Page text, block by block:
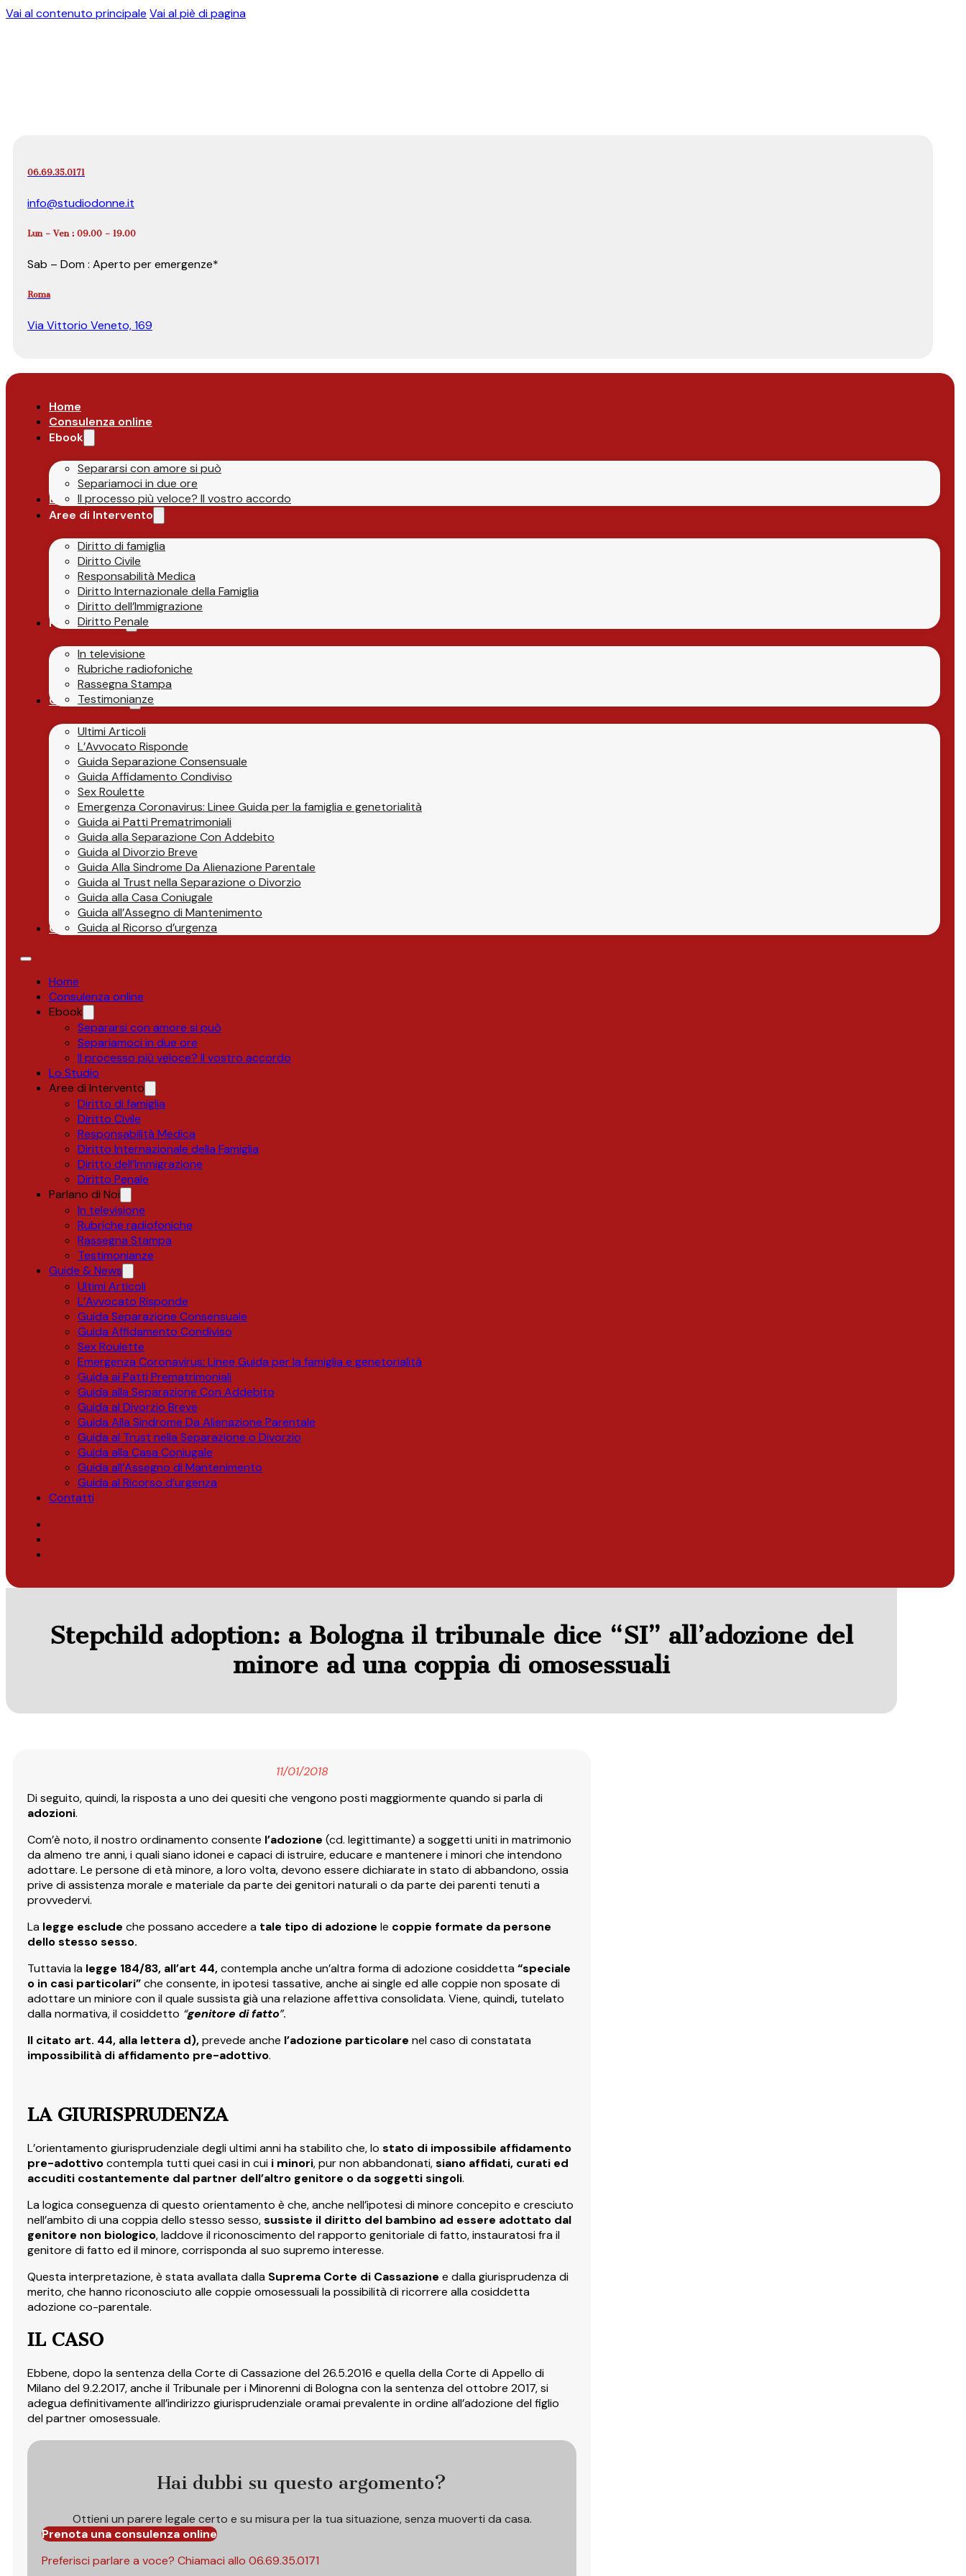
Vai al contenuto principale Vai al piè di pagina
06.69.35.0171
info@studiodonne.it
Lun – Ven : 09.00 – 19.00
Sab – Dom : Aperto per emergenze*
Roma
Via Vittorio Veneto, 169
Home
Consulenza online
Ebook
Separarsi con amore si può
Separiamoci in due ore
Il processo più veloce? Il vostro accordo
Lo Studio
Aree di Intervento
Diritto di famiglia
Diritto Civile
Responsabilità Medica
Diritto Internazionale della Famiglia
Diritto dell’Immigrazione
Diritto Penale
Parlano di Noi
In televisione
Rubriche radiofoniche
Rassegna Stampa
Testimonianze
Guide & News
Ultimi Articoli
L’Avvocato Risponde
Guida Separazione Consensuale
Guida Affidamento Condiviso
Sex Roulette
Emergenza Coronavirus: Linee Guida per la famiglia e genetorialità
Guida ai Patti Prematrimoniali
Guida alla Separazione Con Addebito
Guida al Divorzio Breve
Guida Alla Sindrome Da Alienazione Parentale
Guida al Trust nella Separazione o Divorzio
Guida alla Casa Coniugale
Guida all’Assegno di Mantenimento
Guida al Ricorso d’urgenza
Contatti
Home
Consulenza online
Ebook
Separarsi con amore si può
Separiamoci in due ore
Il processo più veloce? Il vostro accordo
Lo Studio
Aree di Intervento
Diritto di famiglia
Diritto Civile
Responsabilità Medica
Diritto Internazionale della Famiglia
Diritto dell’Immigrazione
Diritto Penale
Parlano di Noi
In televisione
Rubriche radiofoniche
Rassegna Stampa
Testimonianze
Guide & News
Ultimi Articoli
L’Avvocato Risponde
Guida Separazione Consensuale
Guida Affidamento Condiviso
Sex Roulette
Emergenza Coronavirus: Linee Guida per la famiglia e genetorialità
Guida ai Patti Prematrimoniali
Guida alla Separazione Con Addebito
Guida al Divorzio Breve
Guida Alla Sindrome Da Alienazione Parentale
Guida al Trust nella Separazione o Divorzio
Guida alla Casa Coniugale
Guida all’Assegno di Mantenimento
Guida al Ricorso d’urgenza
Contatti
Stepchild adoption: a Bologna il tribunale dice “SI” all’adozione del
minore ad una coppia di omosessuali
11/01/2018
Di seguito, quindi, la risposta a uno dei quesiti che vengono posti maggiormente quando si parla di
adozioni.
Com’è noto, il nostro ordinamento consente l’adozione (cd. legittimante) a soggetti uniti in matrimonio
da almeno tre anni, i quali siano idonei e capaci di istruire, educare e mantenere i minori che intendono
adottare. Le persone di età minore, a loro volta, devono essere dichiarate in stato di abbandono, ossia
prive di assistenza morale e materiale da parte dei genitori naturali o da parte dei parenti tenuti a
provvedervi.
La legge esclude che possano accedere a tale tipo di adozione le coppie formate da persone
dello stesso sesso.
Tuttavia la legge 184/83, all’art 44,contempla anche un’altra forma di adozione cosiddetta“speciale
o in casi particolari”che consente, in ipotesi tassative, anche ai single ed alle coppie non sposate di
adottare un miniore con il quale sussista già una relazione affettiva consolidata. Viene, quindi, tutelato
dalla normativa, il cosiddetto “genitore difatto”.
Il citato art. 44, alla lettera d),prevede anche l’adozione particolare nel caso di constatata
impossibilità di affidamento pre-adottivo.
LA GIURISPRUDENZA
L’orientamento giurisprudenziale degli ultimi anni ha stabilito che, lo stato di impossibile affidamento
pre-adottivocontempla tutti quei casi in cui i minori, pur non abbandonati,siano affidati, curati ed
accuditi costantemente dal partner dell’altro genitore o da soggetti singoli.
La logica conseguenza di questo orientamento è che, anche nell’ipotesi di minore concepito e cresciuto
nell’ambito di una coppia dello stesso sesso,sussiste il diritto del bambino ad essere adottato dal
genitore non biologico, laddove il riconoscimento del rapporto genitoriale di fatto, instauratosi fra il
genitore di fatto ed il minore, corrisponda al suo supremo interesse.
Questa interpretazione, è stata avallata dalla Suprema Corte di Cassazione e dalla giurisprudenza di
merito, che hanno riconosciuto alle coppie omosessuali la possibilità di ricorrere alla cosiddetta
adozione co-parentale.
IL CASO
Ebbene, dopo la sentenza della Corte di Cassazione del 26.5.2016 e quella della Corte di Appello di
Milano del 9.2.2017, anche il Tribunale per i Minorenni di Bologna con la sentenza del ottobre 2017, si
adegua definitivamente all’indirizzo giurisprudenziale oramai prevalente in ordine all’adozione del figlio
del partner omosessuale.
Hai dubbi su questo argomento?
Ottieni un parere legale certo e su misura per la tua situazione, senza muoverti da casa.
Prenota una consulenza online
Preferisci parlare a voce? Chiamaci allo 06.69.35.0171